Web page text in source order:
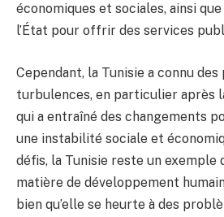
économiques et sociales, ainsi
l’État pour offrir des services
Cependant, la Tunisie a connu des
turbulences, en particulier après
qui a entraîné des changements
une instabilité sociale et
défis, la Tunisie reste un exemple
matière de développement
bien qu’elle se heurte à des